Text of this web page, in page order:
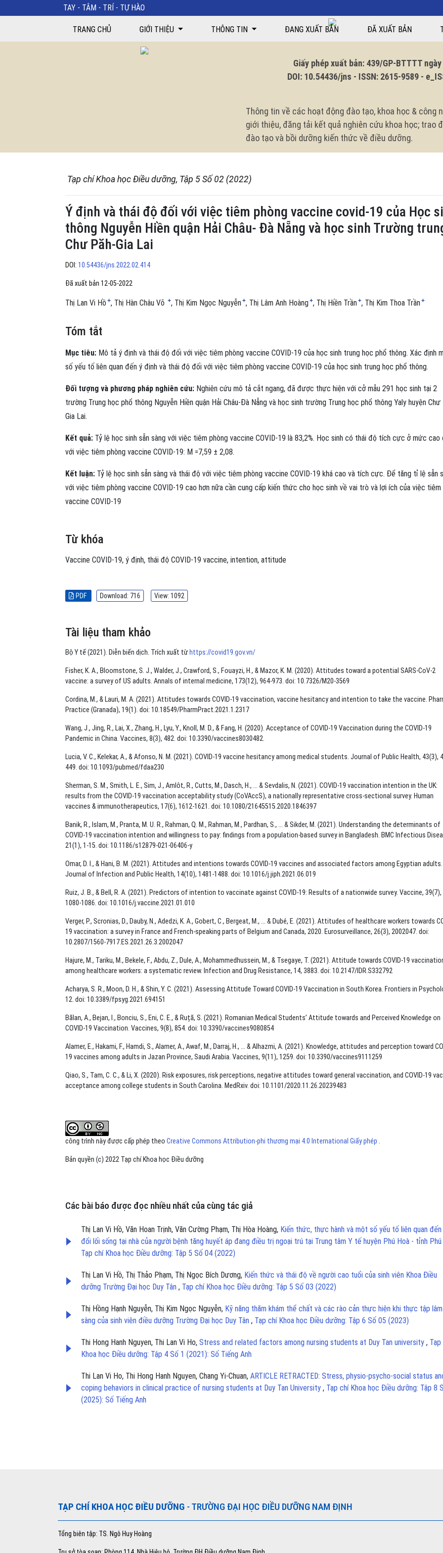
Ý định và thái độ đối với việc tiêm phòng vaccine covid-19 của Học sinh Trường trung học phổ thông Nguyễn Hiền quận
TAY - TÂM - TRÍ - TỰ HÀO
TRANG CHỦ GIỚI THIỆU THÔNG TIN ĐANG XUẤT BẢN ĐÃ XUẤT BẢN
Giấy phép xuất bản: 439/GP-BTTTT ngày
DOI: 10.54436/jns - ISSN: 2615-9589 -
Thông tin về các hoạt động đào tạo, khoa học & công
giới thiệu, đăng tải kết quả nghiên cứu khoa học; trao
đào tạo và bồi dưỡng kiến thức về điều dưỡng.
Tạp chí Khoa học Điều dưỡng, Tập 5 Số 02 (2022)
Ý định và thái độ đối với việc tiêm phòng vaccine covid-19 của Học
thông Nguyễn Hiền quận Hải Châu- Đà Nẵng và học sinh Trường
Chư Păh-Gia Lai
DOI: 10.54436/jns.2022.02.414
Đã xuất bản 12-05-2022
Thị Lan Vi Hồ + Thị Hàn Châu Võ + Thị Kim Ngọc Nguyễn+ Thị Lâm Anh Hoàng+ Thị Hiền Trần+ Thị Kim Thoa Trần+
Tóm tắt
Mục tiêu: Mô tả ý định và thái độ đối với việc tiêm phòng vaccine COVID-19 của học sinh trung học phổ thông. Xác định
số yếu tố liên quan đến ý định và thái độ đối với việc tiêm phòng vaccine COVID-19 của học sinh trung học phổ thông.
Đối tượng và phương pháp nghiên cứu: Nghiên cứu mô tả cắt ngang, đã được thực hiện với cở mẫu 291 học sinh tại 2
trường Trung học phổ thông Nguyễn Hiền quận Hải Châu-Đà Nẵng và học sinh trường Trung học phổ thông Yaly huyện Chư
Gia Lai.
Kết quả: Tỷ lệ học sinh sẵn sàng với việc tiêm phòng vaccine COVID-19 là 83,2%. Học sinh có thái độ tích cực ở mức cao
với việc tiêm phòng vaccine COVID-19: M =7,59 ± 2,08.
Kết luận: Tỷ lệ học sinh sẵn sàng và thái độ với việc tiêm phòng vaccine COVID-19 khá cao và tích cực. Để tăng tỉ lệ sẵn
với việc tiêm phòng vaccine COVID-19 cao hơn nữa cần cung cấp kiến thức cho học sinh về vai trò và lợi ích của việc tiêm
vaccine COVID-19
Từ khóa
Vaccine COVID-19, ý định, thái độ COVID-19 vaccine, intention, attitude
PDF Download: 716 View: 1092
Tài liệu tham khảo
Bộ Y tế (2021). Diễn biến dịch. Trích xuất từ https://covid19.gov.vn/
Fisher, K. A., Bloomstone, S. J., Walder, J., Crawford, S., Fouayzi, H., & Mazor, K. M. (2020). Attitudes toward a potential SARS-CoV-2
vaccine: a survey of US adults. Annals of internal medicine, 173(12), 964-973. doi: 10.7326/M20-3569
Cordina, M., & Lauri, M. A. (2021). Attitudes towards COVID-19 vaccination, vaccine hesitancy and intention to take the vaccine.
Practice (Granada), 19(1). doi: 10.18549/PharmPract.2021.1.2317
Wang, J., Jing, R., Lai, X., Zhang, H., Lyu, Y., Knoll, M. D., & Fang, H. (2020). Acceptance of COVID-19 Vaccination during the COVID-19
Pandemic in China. Vaccines, 8(3), 482. doi: 10.3390/vaccines8030482.
Lucia, V. C., Kelekar, A., & Afonso, N. M. (2021). COVID-19 vaccine hesitancy among medical students. Journal of Public Health, 43(3),
449. doi: 10.1093/pubmed/fdaa230
Sherman, S. M., Smith, L. E., Sim, J., Amlôt, R., Cutts, M., Dasch, H., ... & Sevdalis, N. (2021). COVID-19 vaccination intention in the UK:
results from the COVID-19 vaccination acceptability study (CoVAccS), a nationally representative cross-sectional survey. Human
vaccines & immunotherapeutics, 17(6), 1612-1621. doi: 10.1080/21645515.2020.1846397
Banik, R., Islam, M., Pranta, M. U. R., Rahman, Q. M., Rahman, M., Pardhan, S., ... & Sikder, M. (2021). Understanding the determinants of
COVID-19 vaccination intention and willingness to pay: findings from a population-based survey in Bangladesh. BMC Infectious
21(1), 1-15. doi: 10.1186/s12879-021-06406-y
Omar, D. I., & Hani, B. M. (2021). Attitudes and intentions towards COVID-19 vaccines and associated factors among Egyptian adults.
Journal of Infection and Public Health, 14(10), 1481-1488. doi: 10.1016/j.jiph.2021.06.019
Ruiz, J. B., & Bell, R. A. (2021). Predictors of intention to vaccinate against COVID-19: Results of a nationwide survey. Vaccine, 39(7),
1080-1086. doi: 10.1016/j.vaccine.2021.01.010
Verger, P., Scronias, D., Dauby, N., Adedzi, K. A., Gobert, C., Bergeat, M., ... & Dubé, E. (2021). Attitudes of healthcare workers towards
19 vaccination: a survey in France and French-speaking parts of Belgium and Canada, 2020. Eurosurveillance, 26(3), 2002047. doi:
10.2807/1560-7917.ES.2021.26.3.2002047
Hajure, M., Tariku, M., Bekele, F., Abdu, Z., Dule, A., Mohammedhussein, M., & Tsegaye, T. (2021). Attitude towards COVID-19
among healthcare workers: a systematic review. Infection and Drug Resistance, 14, 3883. doi: 10.2147/IDR.S332792
Acharya, S. R., Moon, D. H., & Shin, Y. C. (2021). Assessing Attitude Toward COVID-19 Vaccination in South Korea. Frontiers in
12. doi: 10.3389/fpsyg.2021.694151
Bălan, A., Bejan, I., Bonciu, S., Eni, C. E., & Ruță, S. (2021). Romanian Medical Students’ Attitude towards and Perceived Knowledge on
COVID-19 Vaccination. Vaccines, 9(8), 854. doi: 10.3390/vaccines9080854
Alamer, E., Hakami, F., Hamdi, S., Alamer, A., Awaf, M., Darraj, H., ... & Alhazmi, A. (2021). Knowledge, attitudes and perception toward
19 vaccines among adults in Jazan Province, Saudi Arabia. Vaccines, 9(11), 1259. doi: 10.3390/vaccines9111259
Qiao, S., Tam, C. C., & Li, X. (2020). Risk exposures, risk perceptions, negative attitudes toward general vaccination, and COVID-19
acceptance among college students in South Carolina. MedRxiv. doi: 10.1101/2020.11.26.20239483
công trình này được cấp phép theo Creative Commons Attribution-phi thương mại 4.0 International Giấy phép .
Bản quyền (c) 2022 Tạp chí Khoa học Điều dưỡng
Các bài báo được đọc nhiều nhất của cùng tác giả
Thị Lan Vi Hồ, Văn Hoan Trịnh, Văn Cường Phạm, Thị Hòa Hoàng, Kiến thức, thực hành và một số yếu tố liên quan
đổi lối sống tại nhà của người bệnh tăng huyết áp đang điều trị ngoại trú tại Trung tâm Y tế huyện Phú Hoà - tỉnh Phú
Tạp chí Khoa học Điều dưỡng: Tập 5 Số 04 (2022)
Thị Lan Vi Hồ, Thị Thảo Phạm, Thị Ngọc Bích Dương, Kiến thức và thái độ về người cao tuổi của sinh viên Khoa Điều
dưỡng Trường Đại học Duy Tân , Tạp chí Khoa học Điều dưỡng: Tập 5 Số 03 (2022)
Thị Hồng Hạnh Nguyễn, Thị Kim Ngọc Nguyễn, Kỹ năng thăm khám thể chất và các rào cản thực hiện khi thực tập lâm
sàng của sinh viên điều dưỡng Trường Đại học Duy Tân , Tạp chí Khoa học Điều dưỡng: Tập 6 Số 05 (2023)
Thi Hong Hanh Nguyen, Thi Lan Vi Ho, Stress and related factors among nursing students at Duy Tan university ,
Khoa học Điều dưỡng: Tập 4 Số 1 (2021): Số Tiếng Anh
Thi Lan Vi Ho, Thi Hong Hanh Nguyen, Chang Yi-Chuan, ARTICLE RETRACTED: Stress, physio-psycho-social status
coping behaviors in clinical practice of nursing students at Duy Tan University , Tạp chí Khoa học Điều dưỡng: Tập 8
(2025): Số Tiếng Anh
TẠP CHÍ KHOA HỌC ĐIỀU DƯỠNG - TRƯỜNG ĐẠI HỌC ĐIỀU DƯỠNG NAM ĐỊNH
Tổng biên tập: TS. Ngô Huy Hoàng